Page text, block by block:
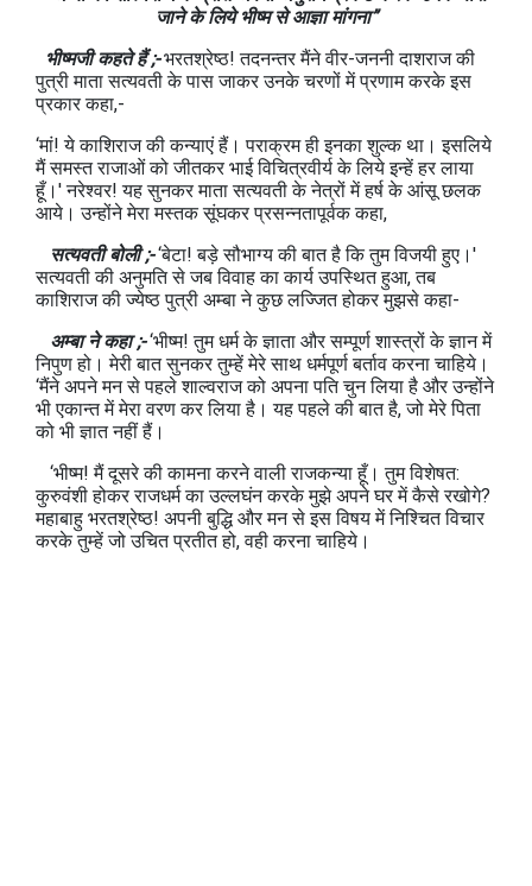
जाने के लिये भीष्‍म से आज्ञा मांगना”
भीष्‍मजी कहते हैं ;-भरतश्रेष्‍ठ! तदनन्तर मैंने वीर-जननी दाशराज की
पुत्री माता सत्यवती के पास जाकर उनके चरणों में प्रणाम करके इस
प्रकार कहा,-
‘मां! ये काशिराज की कन्याएं हैं। पराक्रम ही इनका शुल्क था। इसलिये
मैं समस्त राजाओं को जीतकर भाई विचित्रवीर्य के लिये इन्हें हर लाया
हूँ।' नरेश्‍वर! यह सुनकर माता सत्यवती के नेत्रों में हर्ष के आंसू छलक
आये। उन्होंने मेरा मस्तक सूंघकर प्रसन्नतापूर्वक कहा,
सत्यवती बोली ;-‘बेटा! बड़े सौभाग्य की बात है कि तुम विजयी हुए।'
सत्यवती की अनुमति से जब वि‍वाह का कार्य उपस्थित हुआ, तब
काशिराज की ज्येष्‍ठ पुत्री अम्बा ने कुछ लज्जित होकर मुझसे कहा-
अम्बा ने कहा ;-‘भीष्‍म! तुम धर्म के ज्ञाता और सम्पूर्ण शास्त्रों के ज्ञान में
निपुण हो। मेरी बात सुनकर तुम्हें मेरे साथ धर्मपूर्ण बर्ताव करना चाहिये।
‘मैंने अपने मन से पहले शाल्वराज को अपना पति चुन लिया है और उन्होंने
भी एकान्त में मेरा वरण कर लिया है। यह पहले की बात है, जो मेरे पिता
को भी ज्ञात नहीं हैं।
‘भीष्‍म! मैं दूसरे की कामना करने वाली राजकन्या हूँ। तुम विशेषत:
कुरुवंशी होकर राजधर्म का उल्लघंन करके मुझे अपने घर में कैसे रखोगे?
महाबाहु भरतश्रेष्‍ठ! अपनी बुद्धि और मन से इस विषय में निश्चित विचार
करके तुम्हें जो उचित प्रतीत हो, वही करना चाहिये।